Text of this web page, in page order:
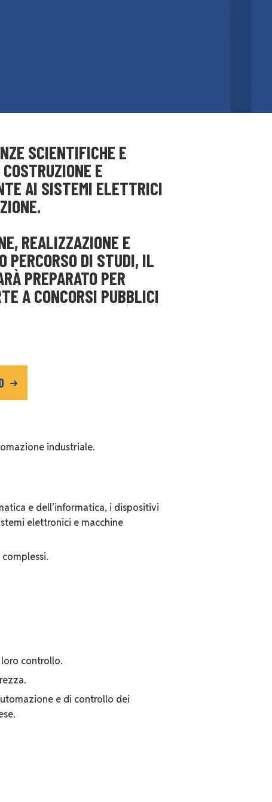
SCIENTIFICHE E
E
AI SISTEMI ELETTRICI
REALIZZAZIONE E
PERCORSO DI STUDI, IL
PREPARATO PER
A CONCORSI PUBBLICI
industriale.
e dell’informatica, i dispositivi
elettronici e macchine
controllo.
e di controllo dei